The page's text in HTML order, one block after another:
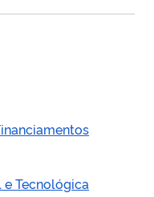
Tecnológica